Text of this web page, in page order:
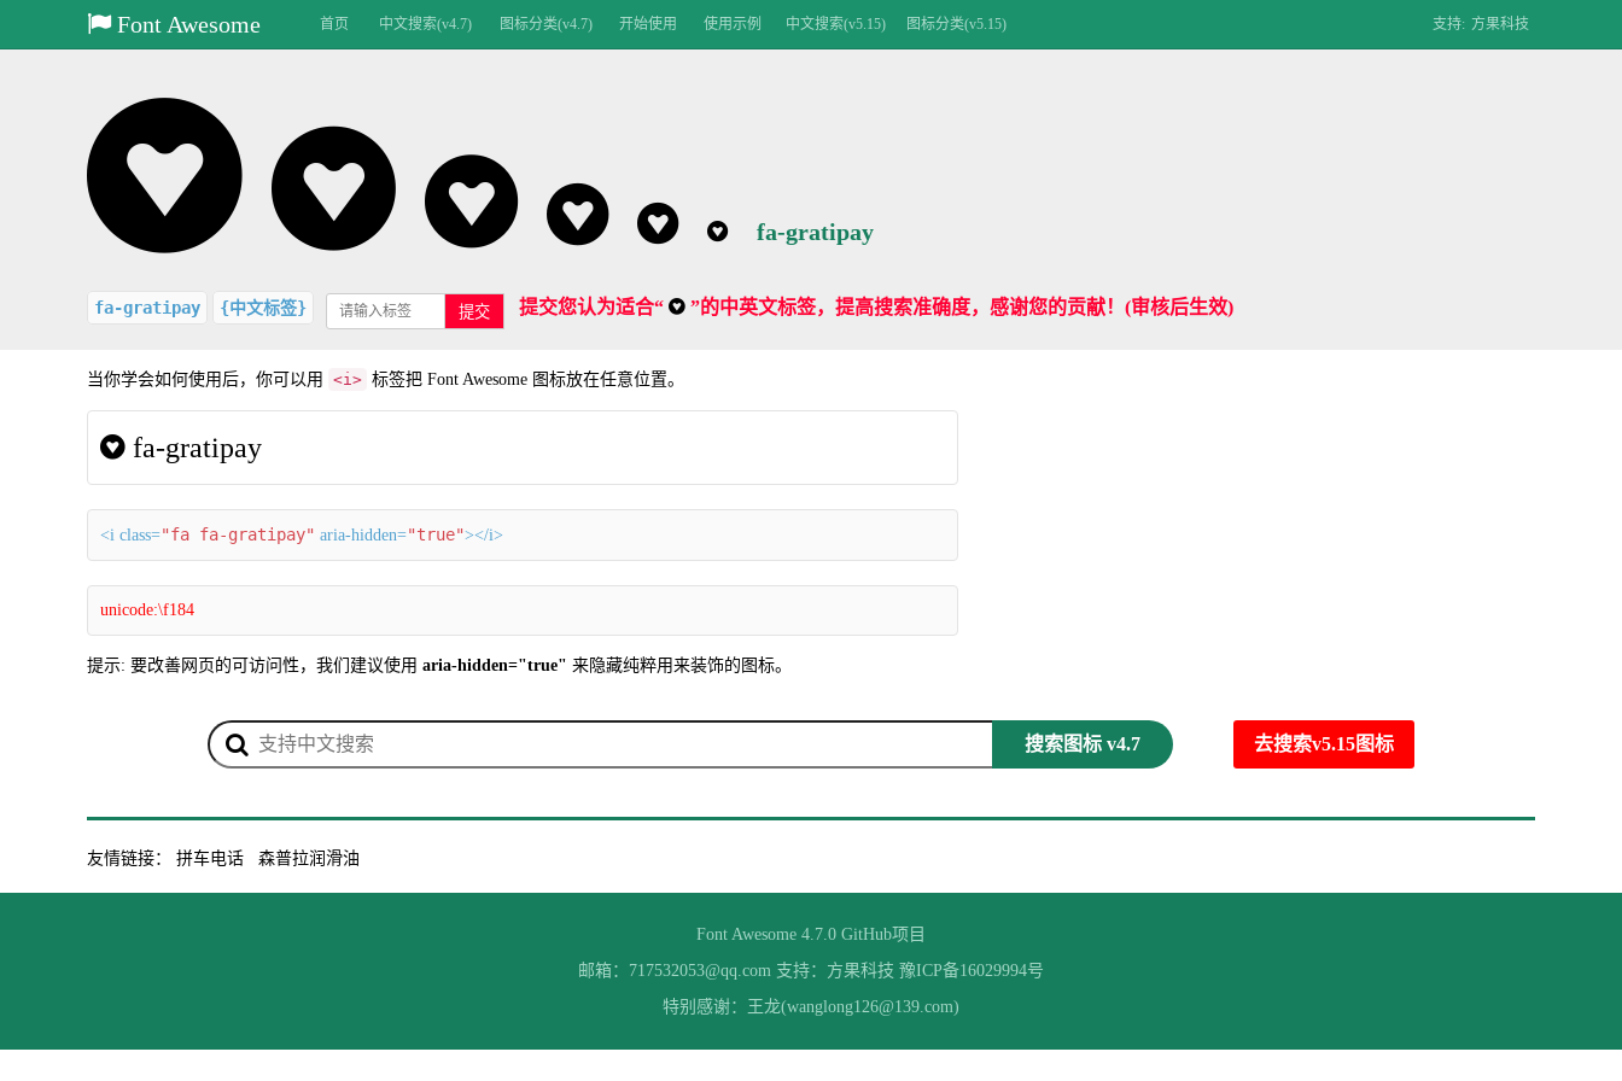
Font Awesome 首页 中文搜索(v4.7) 图标分类(v4.7) 开始使用 使用示例 中文搜索(v5.15) 图标分类(v5.15) 支持: 方果科技
fa-gratipay
fa-gratipay {中文标签} 提交 提交您认为适合“ ”的中英文标签，提高搜索准确度，感谢您的贡献！(审核后生效)
当你学会如何使用后，你可以用 <i> 标签把 Font Awesome 图标放在任意位置。
fa-gratipay
<i class="fa fa-gratipay" aria-hidden="true"></i>
unicode:\f184
提示: 要改善网页的可访问性，我们建议使用 aria-hidden="true" 来隐藏纯粹用来装饰的图标。
搜索图标 v4.7 去搜索v5.15图标
友情链接： 拼车电话 森普拉润滑油
Font Awesome 4.7.0 GitHub项目
邮箱：717532053@qq.com 支持： 方果科技 豫ICP备16029994号
特别感谢：王龙(wanglong126@139.com)